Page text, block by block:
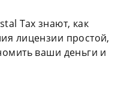
Tax знают, как
лицензии простой,
ваши деньги и